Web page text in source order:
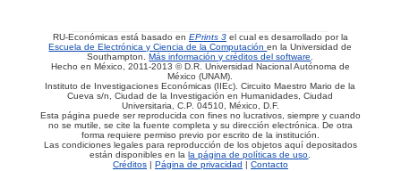
RU-Económicas está basado en EPrints 3 el cual es desarrollado por la
Escuela de Electrónica y Ciencia de la Computaciónen la Universidad de
Southampton.Más información y créditos del software.
Hecho en México, 2011-2013 © D.R. Universidad Nacional Autónoma de
México (UNAM).
Instituto de Investigaciones Económicas (IIEc). Circuito Maestro Mario de la
Cueva s/n, Ciudad de la Investigación en Humanidades, Ciudad
Universitaria, C.P. 04510, México, D.F.
Esta página puede ser reproducida con fines no lucrativos, siempre y cuando
no se mutile, se cite la fuente completa y su dirección electrónica. De otra
forma requiere permiso previo por escrito de la institución.
Las condiciones legales para reproducción de los objetos aquí depositados
están disponibles en lala página de políticas de uso.
Créditos| Página de privacidad | Contacto